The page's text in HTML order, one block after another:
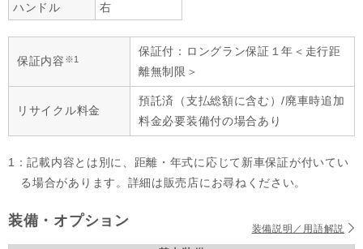
ハンドル
右
保証内容 ※1
保証付：ロングラン保証１年＜走行距
離無制限＞
リサイクル料金
預託済（支払総額に含む）/廃車時追加
料金必要装備付の場合あり
1：記載内容とは別に、距離・年式に応じて新車保証が付いてい
る場合があります。詳細は販売店にお尋ねください。
装備・オプション 装備説明／用語解説